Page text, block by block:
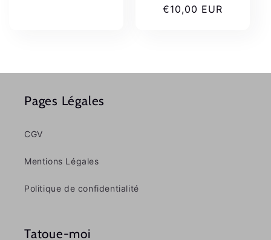
Prix
€10,00 EUR
Pages Légales
CGV
Mentions Légales
Politique de confidentialité
Tatoue-moi